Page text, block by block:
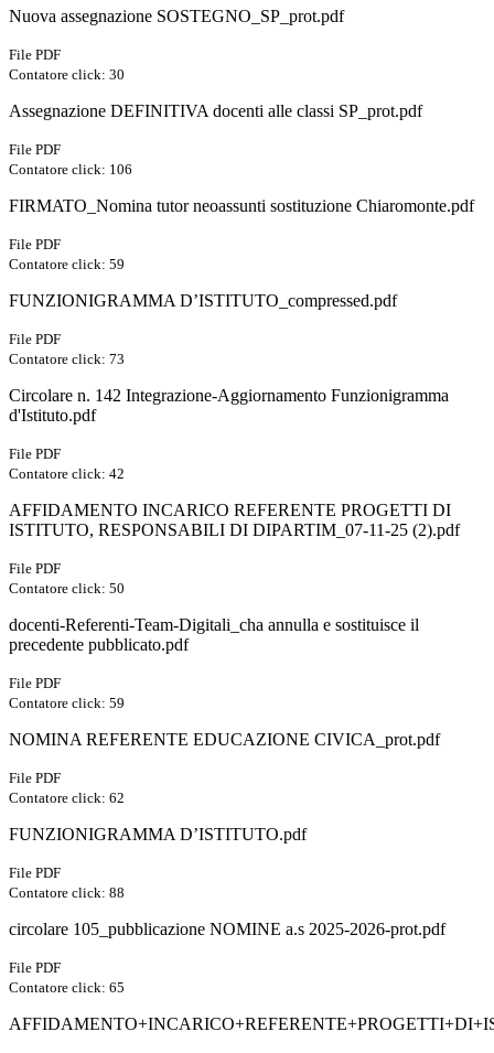
Nuova assegnazione SOSTEGNO_SP_prot.pdf
File PDF
Contatore click: 30
Assegnazione DEFINITIVA docenti alle classi SP_prot.pdf
File PDF
Contatore click: 106
FIRMATO_Nomina tutor neoassunti sostituzione Chiaromonte.pdf
File PDF
Contatore click: 59
FUNZIONIGRAMMA D’ISTITUTO_compressed.pdf
File PDF
Contatore click: 73
Circolare n. 142 Integrazione-Aggiornamento Funzionigramma
d'Istituto.pdf
File PDF
Contatore click: 42
AFFIDAMENTO INCARICO REFERENTE PROGETTI DI
ISTITUTO, RESPONSABILI DI DIPARTIM_07-11-25 (2).pdf
File PDF
Contatore click: 50
docenti-Referenti-Team-Digitali_cha annulla e sostituisce il
precedente pubblicato.pdf
File PDF
Contatore click: 59
NOMINA REFERENTE EDUCAZIONE CIVICA_prot.pdf
File PDF
Contatore click: 62
FUNZIONIGRAMMA D’ISTITUTO.pdf
File PDF
Contatore click: 88
circolare 105_pubblicazione NOMINE a.s 2025-2026-prot.pdf
File PDF
Contatore click: 65